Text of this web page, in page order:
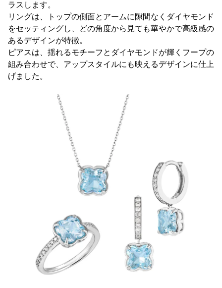
ラスします。
リングは、トップの側面とアームに隙間なくダイヤモンド
をセッティングし、どの角度から見ても華やかで高級感の
あるデザインが特徴。
ピアスは、揺れるモチーフとダイヤモンドが輝くフープの
組み合わせで、アップスタイルにも映えるデザインに仕上
げました。